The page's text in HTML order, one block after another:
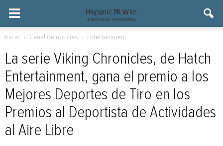
Inicio Canal de noticias Entertainment
La serie Viking Chronicles, de Hatch
Entertainment, gana el premio a los
Mejores Deportes de Tiro en los
Premios al Deportista de Actividades
al Aire Libre